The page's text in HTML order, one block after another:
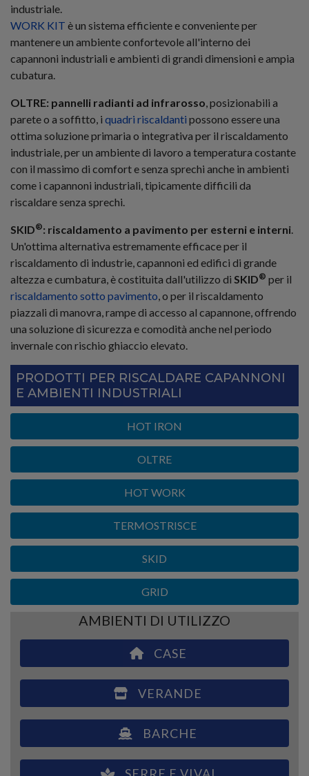
industriale.
WORK KIT è un sistema efficiente e conveniente per
mantenere un ambiente confortevole all'interno dei
capannoni industriali e ambienti di grandi dimensioni e ampia
cubatura.
OLTRE: pannelli radianti ad infrarosso, posizionabili a
parete o a soffitto, i quadri riscaldanti possono essere una
ottima soluzione primaria o integrativa per il riscaldamento
industriale, per un ambiente di lavoro a temperatura costante
con il massimo di comfort e senza sprechi anche in ambienti
come i capannoni industriali, tipicamente difficili da
riscaldare senza sprechi.
SKID®: riscaldamento a pavimento per esterni e interni.
Un'ottima alternativa estremamente efficace per il
riscaldamento di industrie, capannoni ed edifici di grande
altezza e cumbatura, è costituita dall'utilizzo di SKID® per il
riscaldamento sotto pavimento, o per il riscaldamento
piazzali di manovra, rampe di accesso al capannone, offrendo
una soluzione di sicurezza e comodità anche nel periodo
invernale con rischio ghiaccio elevato.
PRODOTTI PER RISCALDARE CAPANNONI
E AMBIENTI INDUSTRIALI
HOT IRON
OLTRE
HOT WORK
TERMOSTRISCE
SKID
GRID
AMBIENTI DI UTILIZZO
CASE
VERANDE
BARCHE